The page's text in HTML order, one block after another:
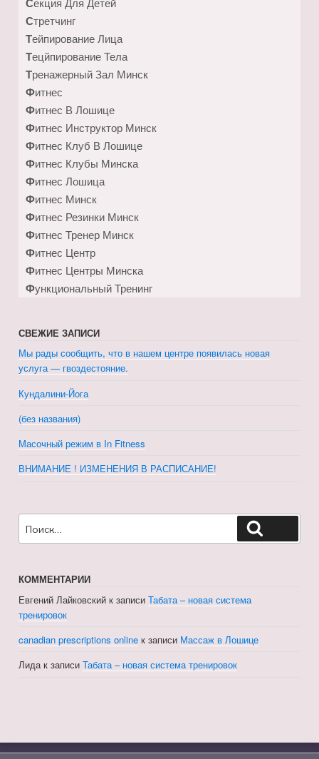
Стретчинг
Тейпирование Лица
Тецйпирование Тела
Тренажерный Зал Минск
Фитнес
Фитнес В Лошице
Фитнес Инструктор Минск
Фитнес Клуб В Лошице
Фитнес Клубы Минска
Фитнес Лошица
Фитнес Минск
Фитнес Резинки Минск
Фитнес Тренер Минск
Фитнес Центр
Фитнес Центры Минска
Функциональный Тренинг
СВЕЖИЕ ЗАПИСИ
Мы рады сообщить, что в нашем центре появилась новая
услуга — гвоздестояние.
Кундалини-Йога
(без названия)
Масочный режим в In Fitness
ВНИМАНИЕ ! ИЗМЕНЕНИЯ В РАСПИСАНИЕ!
КОММЕНТАРИИ
Евгений Лайковский к записиТабата – новая система
тренировок
canadian prescriptions online к записи Массаж в Лошице
Лидак записиТабата – новая система тренировок